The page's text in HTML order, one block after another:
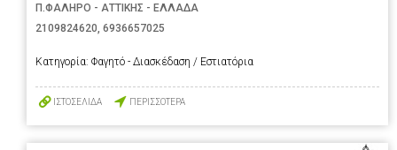
Π.ΦΑΛΗΡΟ - ΑΤΤΙΚΗΣ - ΕΛΛΑΔΑ
2109824620, 6936657025
Κατηγορία: Φαγητό - Διασκέδαση / Εστιατόρια
ΙΣΤΟΣΕΛΙΔΑ ΠΕΡΙΣΣΟΤΕΡΑ